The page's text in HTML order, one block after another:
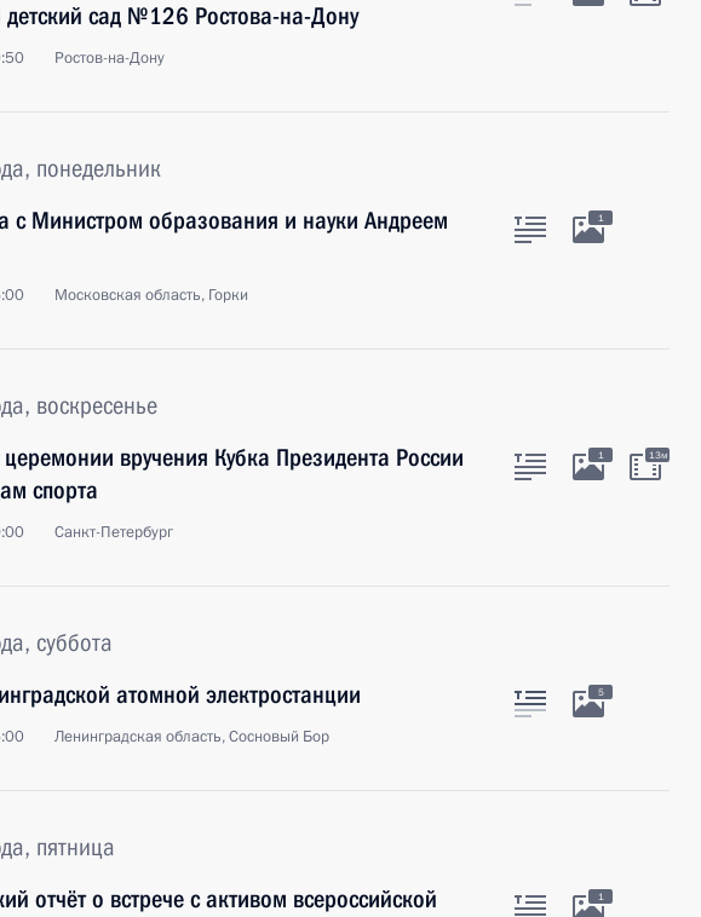
сад №126 Ростова-на-Дону
Ростов-на-Дону
понедельник
с Министром образования и науки Андреем
Московская область, Горки
1
воскресенье
вручения Кубка Президента России
спорта
Санкт-Петербург
1 13м
суббота
атомной электростанции
Ленинградская область, Сосновый Бор
5
пятница
отчёт о встрече с активом всероссийской
1